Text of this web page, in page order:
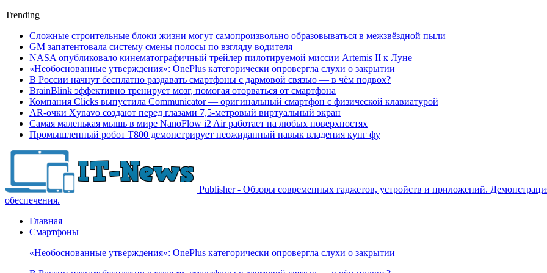
Trending
Сложные строительные блоки жизни могут самопроизвольно образовываться в межзвёздной пыли
GM запатентовала систему смены полосы по взгляду водителя
NASA опубликовало кинематографичный трейлер пилотируемой миссии Artemis II к Луне
«Необоснованные утверждения»: OnePlus категорически опровергла слухи о закрытии
В России начнут бесплатно раздавать смартфоны с дармовой связью — в чём подвох?
BrainBlink эффективно тренирует мозг, помогая оторваться от смартфона
Компания Clicks выпустила Communicator — оригинальный смартфон с физической клавиатурой
AR-очки Xynavo создают перед глазами 7,5-метровый виртуальный экран
Самая маленькая мышь в мире NanoFlow i2 Air работает на любых поверхностях
Промышленный робот Т800 демонстрирует неожиданный навык владения кунг фу
Publisher - Обзоры современных гаджетов, устройств и приложений.
обеспечения.
Главная
Смартфоны
«Необоснованные утверждения»: OnePlus категорически опровергла слухи о закрытии